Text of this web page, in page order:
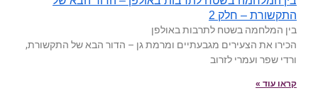
התקשורת – חלק 2
בין המלחמה בשטח לתרבות באולפן
הכירו את הצעירים מגבעתיים ומרמת גן – הדור הבא של התקשורת,
ורדי שפר ועמרי לזרוב
קראו עוד »